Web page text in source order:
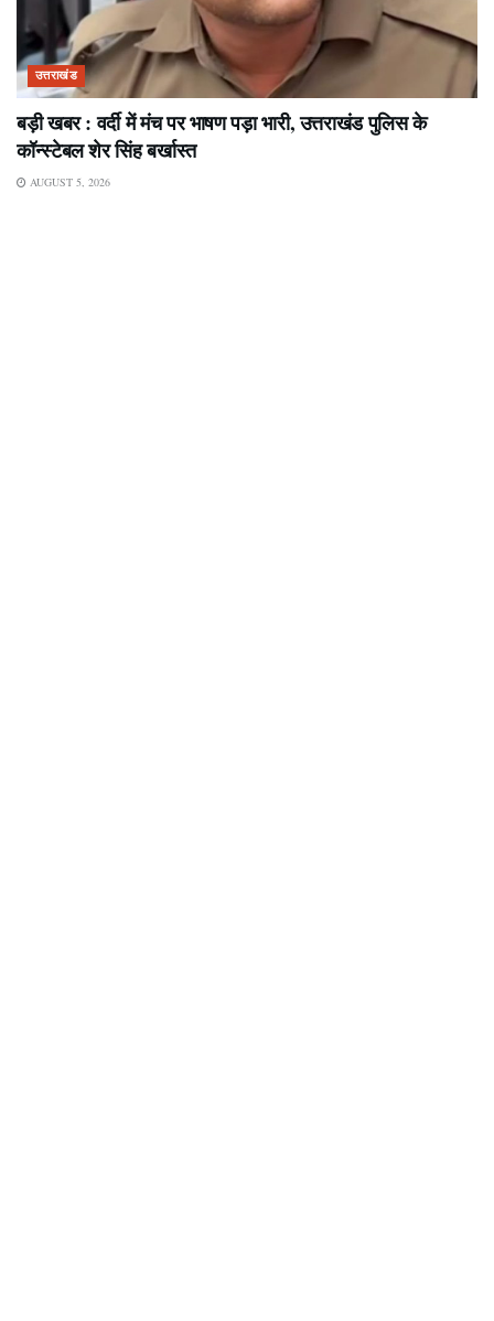
उत्तराखंड
बड़ी खबर : वर्दी में मंच पर भाषण पड़ा भारी, उत्तराखंड पुलिस के
कॉन्स्टेबल शेर सिंह बर्खास्त
AUGUST 5, 2026